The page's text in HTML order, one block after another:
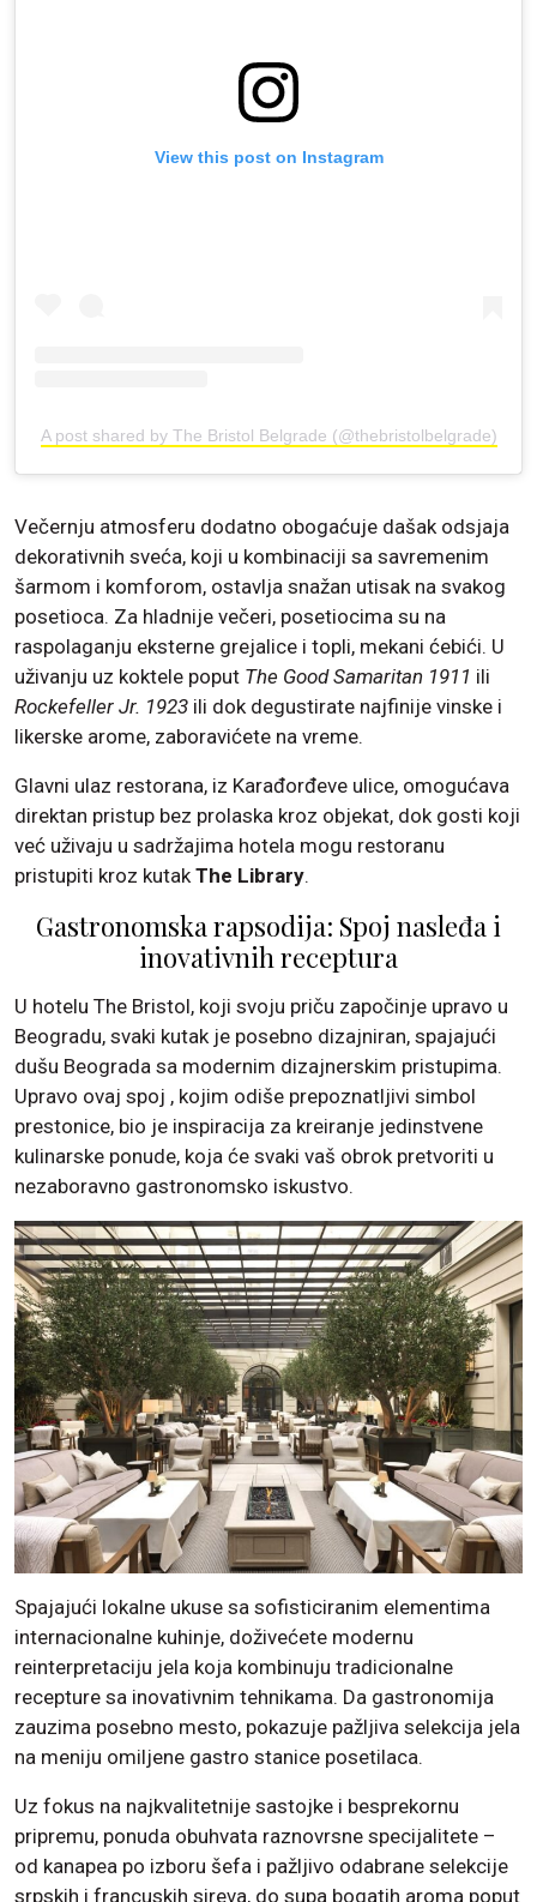
View this post on Instagram
A post shared by The Bristol Belgrade (@thebristolbelgrade)
Večernju atmosferu dodatno obogaćuje dašak odsjaja
dekorativnih sveća, koji u kombinaciji sa savremenim
šarmom i komforom, ostavlja snažan utisak na svakog
posetioca. Za hladnije večeri, posetiocima su na
raspolaganju eksterne grejalice i topli, mekani ćebići. U
uživanju uz koktele poput The Good Samaritan 1911 ili
Rockefeller Jr. 1923 ili dok degustirate najfinije vinske i
likerske arome, zaboravićete na vreme.
Glavni ulaz restorana, iz Karađorđeve ulice, omogućava
direktan pristup bez prolaska kroz objekat, dok gosti koji
već uživaju u sadržajima hotela mogu restoranu
pristupiti kroz kutakThe Library.
Gastronomska rapsodija: Spoj nasleđa i
inovativnih receptura
U hotelu The Bristol, koji svoju priču započinje upravo u
Beogradu, svaki kutak je posebno dizajniran, spajajući
dušu Beograda sa modernim dizajnerskim pristupima.
Upravo ovaj spoj , kojim odiše prepoznatljivi simbol
prestonice, bio je inspiracija za kreiranje jedinstvene
kulinarske ponude, koja će svaki vaš obrok pretvoriti u
nezaboravno gastronomsko iskustvo.
Spajajući lokalne ukuse sa sofisticiranim elementima
internacionalne kuhinje, doživećete modernu
reinterpretaciju jela koja kombinuju tradicionalne
recepture sa inovativnim tehnikama. Da gastronomija
zauzima posebno mesto, pokazuje pažljiva selekcija jela
na meniju omiljene gastro stanice posetilaca.
Uz fokus na najkvalitetnije sastojke i besprekornu
pripremu, ponuda obuhvata raznovrsne specijalitete –
od kanapea po izboru šefa i pažljivo odabrane selekcije
srpskih i francuskih sireva, do supa bogatih aroma poput